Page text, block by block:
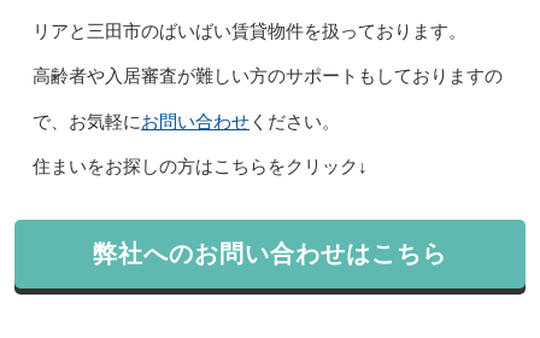
リアと三田市のばいばい賃貸物件を扱っております。
高齢者や入居審査が難しい方のサポートもしておりますの
で、お気軽にお問い合わせください。
住まいをお探しの方はこちらをクリック↓
弊社へのお問い合わせはこちら